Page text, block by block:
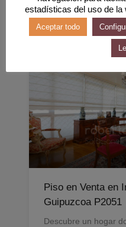
Por
Irun, Palmera Montero,
Piso en Venta en
Guipuzcoa P2051
Descubre un hogar
estadísticas del uso de la
Aceptar todo